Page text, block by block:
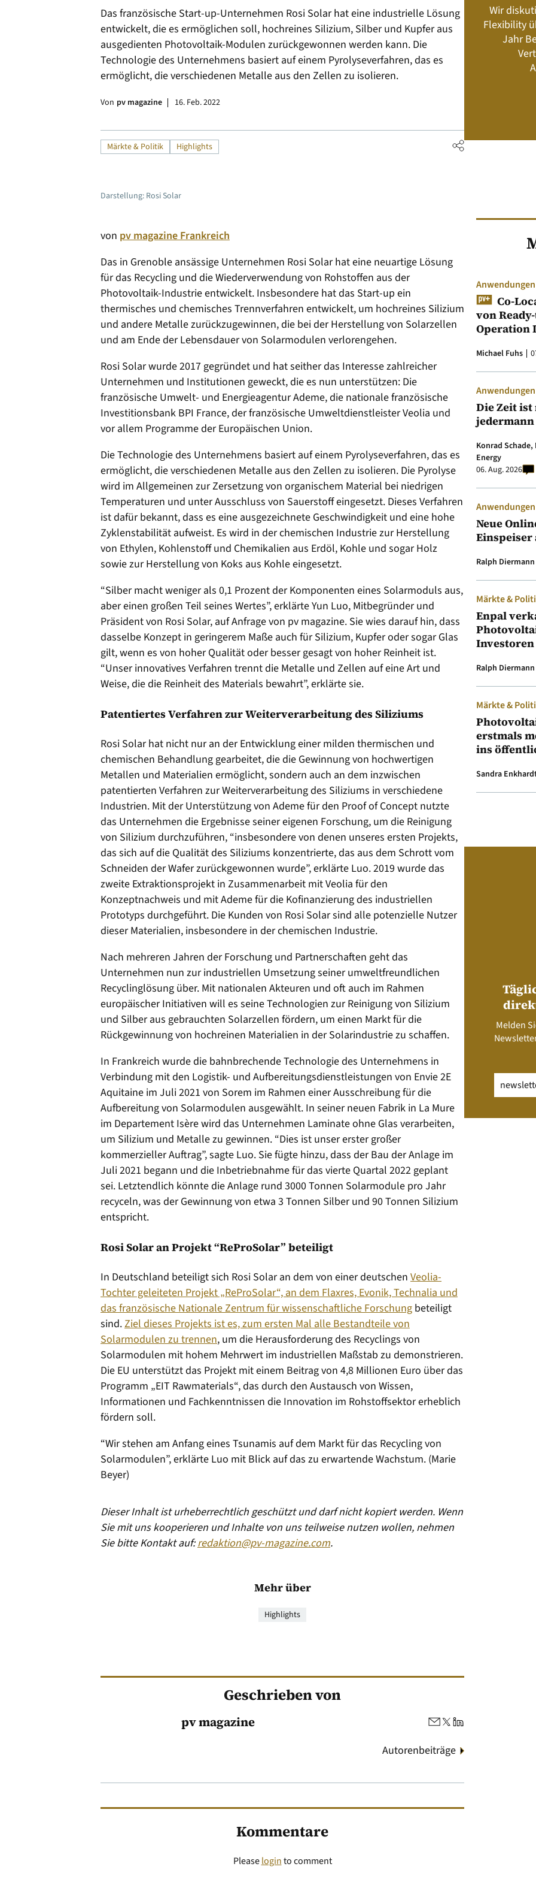
Das französische Start-up-Unternehmen Rosi Solar hat eine industrielle Lösung
entwickelt, die es ermöglichen soll, hochreines Silizium, Silber und Kupfer aus
ausgedienten Photovoltaik-Modulen zurückgewonnen werden kann. Die
Technologie des Unternehmens basiert auf einem Pyrolyseverfahren, das es
ermöglicht, die verschiedenen Metalle aus den Zellen zu isolieren.
Von pv magazine 16. Feb. 2022
Märkte & Politik Highlights
Darstellung: Rosi Solar
von pv magazine Frankreich
Das in Grenoble ansässige Unternehmen Rosi Solar hat eine neuartige Lösung
für das Recycling und die Wiederverwendung von Rohstoffen aus der
Photovoltaik-Industrie entwickelt. Insbesondere hat das Start-up ein
thermisches und chemisches Trennverfahren entwickelt, um hochreines Silizium
und andere Metalle zurückzugewinnen, die bei der Herstellung von Solarzellen
und am Ende der Lebensdauer von Solarmodulen verlorengehen.
Rosi Solar wurde 2017 gegründet und hat seither das Interesse zahlreicher
Unternehmen und Institutionen geweckt, die es nun unterstützen: Die
französische Umwelt- und Energieagentur Ademe, die nationale französische
Investitionsbank BPI France, der französische Umweltdienstleister Veolia und
vor allem Programme der Europäischen Union.
Die Technologie des Unternehmens basiert auf einem Pyrolyseverfahren, das es
ermöglicht, die verschiedenen Metalle aus den Zellen zu isolieren. Die Pyrolyse
wird im Allgemeinen zur Zersetzung von organischem Material bei niedrigen
Temperaturen und unter Ausschluss von Sauerstoff eingesetzt. Dieses Verfahren
ist dafür bekannt, dass es eine ausgezeichnete Geschwindigkeit und eine hohe
Zyklenstabilität aufweist. Es wird in der chemischen Industrie zur Herstellung
von Ethylen, Kohlenstoff und Chemikalien aus Erdöl, Kohle und sogar Holz
sowie zur Herstellung von Koks aus Kohle eingesetzt.
“Silber macht weniger als 0,1 Prozent der Komponenten eines Solarmoduls aus,
aber einen großen Teil seines Wertes”, erklärte Yun Luo, Mitbegründer und
Präsident von Rosi Solar, auf Anfrage von pv magazine. Sie wies darauf hin, dass
dasselbe Konzept in geringerem Maße auch für Silizium, Kupfer oder sogar Glas
gilt, wenn es von hoher Qualität oder besser gesagt von hoher Reinheit ist.
“Unser innovatives Verfahren trennt die Metalle und Zellen auf eine Art und
Weise, die die Reinheit des Materials bewahrt”, erklärte sie.
Patentiertes Verfahren zur Weiterverarbeitung des Siliziums
Rosi Solar hat nicht nur an der Entwicklung einer milden thermischen und
chemischen Behandlung gearbeitet, die die Gewinnung von hochwertigen
Metallen und Materialien ermöglicht, sondern auch an dem inzwischen
patentierten Verfahren zur Weiterverarbeitung des Siliziums in verschiedene
Industrien. Mit der Unterstützung von Ademe für den Proof of Concept nutzte
das Unternehmen die Ergebnisse seiner eigenen Forschung, um die Reinigung
von Silizium durchzuführen, “insbesondere von denen unseres ersten Projekts,
das sich auf die Qualität des Siliziums konzentrierte, das aus dem Schrott vom
Schneiden der Wafer zurückgewonnen wurde”, erklärte Luo. 2019 wurde das
zweite Extraktionsprojekt in Zusammenarbeit mit Veolia für den
Konzeptnachweis und mit Ademe für die Kofinanzierung des industriellen
Prototyps durchgeführt. Die Kunden von Rosi Solar sind alle potenzielle Nutzer
dieser Materialien, insbesondere in der chemischen Industrie.
Nach mehreren Jahren der Forschung und Partnerschaften geht das
Unternehmen nun zur industriellen Umsetzung seiner umweltfreundlichen
Recyclinglösung über. Mit nationalen Akteuren und oft auch im Rahmen
europäischer Initiativen will es seine Technologien zur Reinigung von Silizium
und Silber aus gebrauchten Solarzellen fördern, um einen Markt für die
Rückgewinnung von hochreinen Materialien in der Solarindustrie zu schaffen.
In Frankreich wurde die bahnbrechende Technologie des Unternehmens in
Verbindung mit den Logistik- und Aufbereitungsdienstleistungen von Envie 2E
Aquitaine im Juli 2021 von Sorem im Rahmen einer Ausschreibung für die
Aufbereitung von Solarmodulen ausgewählt. In seiner neuen Fabrik in La Mure
im Departement Isère wird das Unternehmen Laminate ohne Glas verarbeiten,
um Silizium und Metalle zu gewinnen. “Dies ist unser erster großer
kommerzieller Auftrag”, sagte Luo. Sie fügte hinzu, dass der Bau der Anlage im
Juli 2021 begann und die Inbetriebnahme für das vierte Quartal 2022 geplant
sei. Letztendlich könnte die Anlage rund 3000 Tonnen Solarmodule pro Jahr
recyceln, was der Gewinnung von etwa 3 Tonnen Silber und 90 Tonnen Silizium
entspricht.
Rosi Solar an Projekt “ReProSolar” beteiligt
In Deutschland beteiligt sich Rosi Solar an dem von einer deutschen Veolia-
Tochter geleiteten Projekt „ReProSolar“, an dem Flaxres, Evonik, Technalia und
das französische Nationale Zentrum für wissenschaftliche Forschung beteiligt
sind.Ziel dieses Projekts ist es, zum ersten Mal alle Bestandteile von
Solarmodulen zu trennen, um die Herausforderung des Recyclings von
Solarmodulen mit hohem Mehrwert im industriellen Maßstab zu demonstrieren.
Die EU unterstützt das Projekt mit einem Beitrag von 4,8 Millionen Euro über das
Programm „EIT Rawmaterials“, das durch den Austausch von Wissen,
Informationen und Fachkenntnissen die Innovation im Rohstoffsektor erheblich
fördern soll.
“Wir stehen am Anfang eines Tsunamis auf dem Markt für das Recycling von
Solarmodulen”, erklärte Luo mit Blick auf das zu erwartende Wachstum. (Marie
Beyer)
Dieser Inhalt ist urheberrechtlich geschützt und darf nicht kopiert werden. Wenn
Sie mit uns kooperieren und Inhalte von uns teilweise nutzen wollen, nehmen
Sie bitte Kontakt auf:redaktion@pv-magazine.com.
Mehr über
Highlights
Geschrieben von
pv magazine
Autorenbeiträge
Kommentare
Pleaseloginto comment
Alles neu? Rahmenbedingungen, Produkte,
Energiemanagement und Speicher-
Geschäftsmodelle
Wir
Flexibility
Jahr
Co-
von
Operation
Michael Fuhs
Die Zeit
jedermann
Konrad Schade,
Energy
06. Aug. 2026
Neue
Ralph Diermann
Märkte &
Enpal
Investoren
Ralph Diermann
Märkte &
erstmals
ins
Sandra
Melden